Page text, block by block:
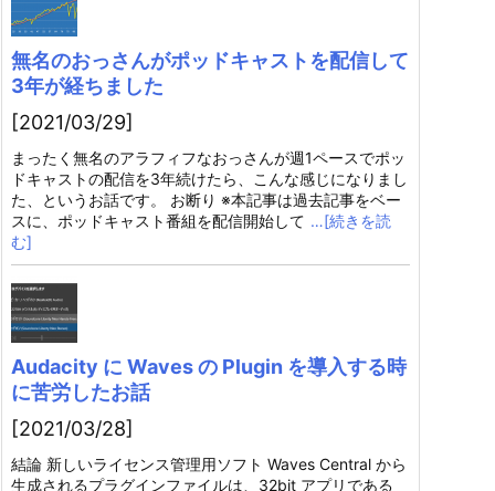
無名のおっさんがポッドキャストを配信して
3年が経ちました
[2021/03/29]
まったく無名のアラフィフなおっさんが週1ペースでポッ
ドキャストの配信を3年続けたら、こんな感じになりまし
た、というお話です。 お断り ※本記事は過去記事をベー
スに、ポッドキャスト番組を配信開始して …[続きを読
む]
Audacity に Waves の Plugin を導入する時
に苦労したお話
[2021/03/28]
結論 新しいライセンス管理用ソフト Waves Central から
生成されるプラグインファイルは、32bit アプリである